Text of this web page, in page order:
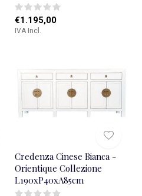
€1.195,00
IVA Incl.
Credenza Cinese Bianca -
Orientique Collezione
L190xP40xA85cm